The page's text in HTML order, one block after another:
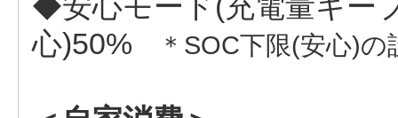
心)50% ＊SOC下限(安心)の